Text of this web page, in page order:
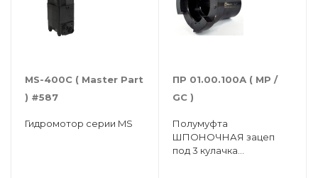
MS-400C ( Master Part
) #587
Гидромотор серии MS
ПР 01.00.100А ( МР /
GC )
Полумуфта
ШПОНОЧНАЯ зацеп
под 3 кулачка